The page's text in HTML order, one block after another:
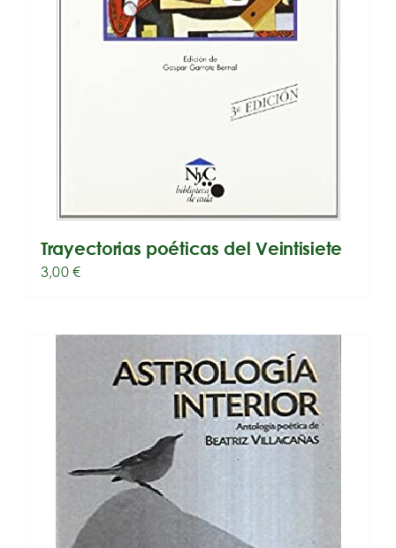
Trayectorias poéticas del Veintisiete
3,00€